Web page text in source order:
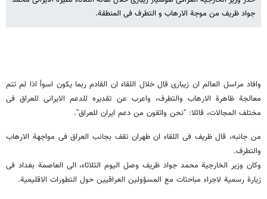
جواد ظریف من موجة الارهاب و التطرف فی المنطقة.
وافاد مراسل العالم ان زیباری قال خلال اللقاء ان القادم ربما یکون اسوأ اذا لم تتم
معالجة ظاهرة الارهاب والتطرف، واعرب عن تقدیره للدعم الایرانی للعراق فی
مختلف المجالات، قائلا: "نحن واثقون من دعم ایران للعراق".
من جانبه، قال ظریف فی اللقاء ان طهران تقف بجانب العراق فی مواجهة الارهاب
والتطرف.
وکان وزیر الخارجیة محمد جواد ظریف وصل الیوم الثلاثاء، الى العاصمة بغداد فی
زیارة رسمیة لاجراء مباحثات مع المسؤولین العراقیین حول التطورات الاقلیمیة.